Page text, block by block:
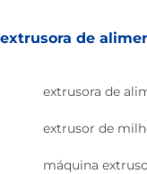
extrusora de
extrusora de
extrusor de
máquina